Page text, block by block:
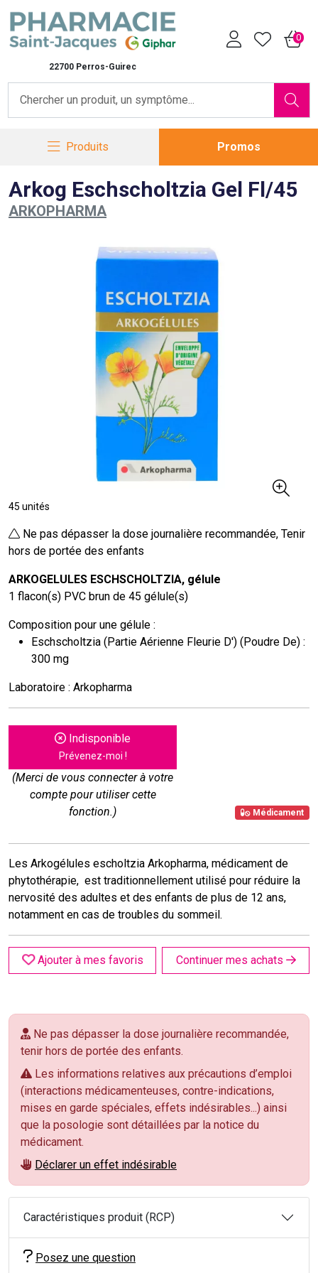
22700 Perros-Guirec
0
Produits Promos
Arkog Eschscholtzia Gel Fl/45
ARKOPHARMA
45 unités
Ne pas dépasser la dose journalière recommandée, Tenir
hors de portée des enfants
ARKOGELULES ESCHSCHOLTZIA, gélule
1 flacon(s) PVC brun de 45 gélule(s)
Composition pour une gélule :
Eschscholtzia (Partie Aérienne Fleurie D') (Poudre De) :
300 mg
Laboratoire : Arkopharma
Indisponible
Prévenez-moi !
(Merci de vous connecter à votre
compte pour utiliser cette
fonction.)
Médicament
Les Arkogélules escholtzia Arkopharma, médicament de
phytothérapie, est traditionnellement utilisé pour réduire la
nervosité des adultes et des enfants de plus de 12 ans,
notamment en cas de troubles du sommeil.
Ajouter à mes favoris Continuer mes achats
Ne pas dépasser la dose journalière recommandée,
tenir hors de portée des enfants.
Les informations relatives aux précautions d’emploi
(interactions médicamenteuses, contre-indications,
mises en garde spéciales, effets indésirables...) ainsi
que la posologie sont détaillées par la notice du
médicament.
Déclarer un effet indésirable
Caractéristiques produit (RCP)
Posez une question